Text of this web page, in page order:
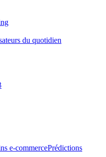
du quotidien
e-commercePrédictions